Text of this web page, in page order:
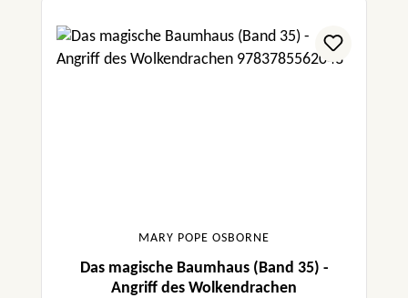
MARY POPE OSBORNE
Das magische Baumhaus (Band 35) -
Angriff des Wolkendrachen